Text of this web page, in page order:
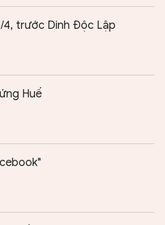
4, trước Dinh Độc Lập
Huế